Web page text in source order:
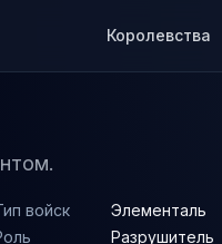
Королевства
войск
Элементаль
Разрушитель